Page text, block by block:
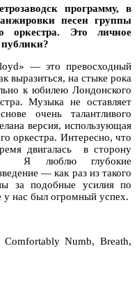
программу, в
песен группы
оркестра. Это личное
публики?
» — это превосходный
выразиться, на стыке рока
к юбилею Лондонского
Музыка не оставляет
очень талантливого
версия, использующая
оркестра. Интересно, что
двигалась
в сторону
Я люблю глубокие
— как раз из такого
за подобные усилия по
нас был огромный успех.
Numb, Breath,